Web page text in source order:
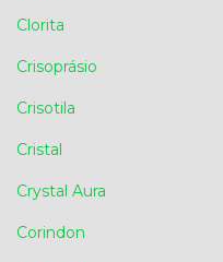
Clorita
Crisoprásio
Crisotila
Cristal
Crystal Aura
Corindon